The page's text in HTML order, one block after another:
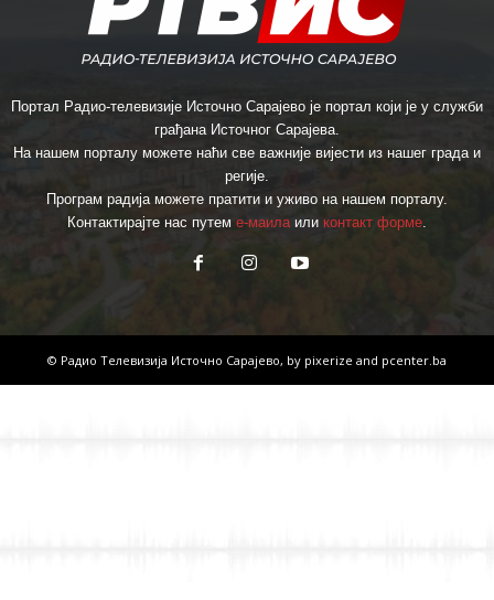
Портал Радио-телевизије Источно Сарајево је портал који је у служби
грађана Источног Сарајева.
На нашем порталу можете наћи све важније вијести из нашег града и
регије.
Програм радија можете пратити и уживо на нашем порталу.
Контактирајте нас путем е-маилаили контакт форме.
© Радио Телевизија Источно Сарајево, by pixerize and pcenter.ba